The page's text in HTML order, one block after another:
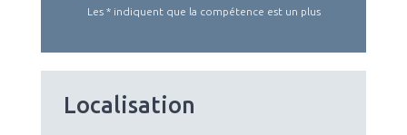
Les * indiquent que la compétence est un plus
Localisation